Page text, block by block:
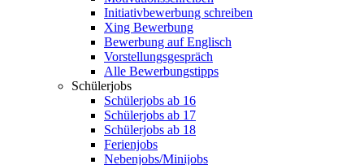
Initiativbewerbung schreiben
Xing Bewerbung
Bewerbung auf Englisch
Vorstellungsgespräch
Alle Bewerbungstipps
Schülerjobs
Schülerjobs ab 16
Schülerjobs ab 17
Schülerjobs ab 18
Ferienjobs
Nebenjobs/Minijobs